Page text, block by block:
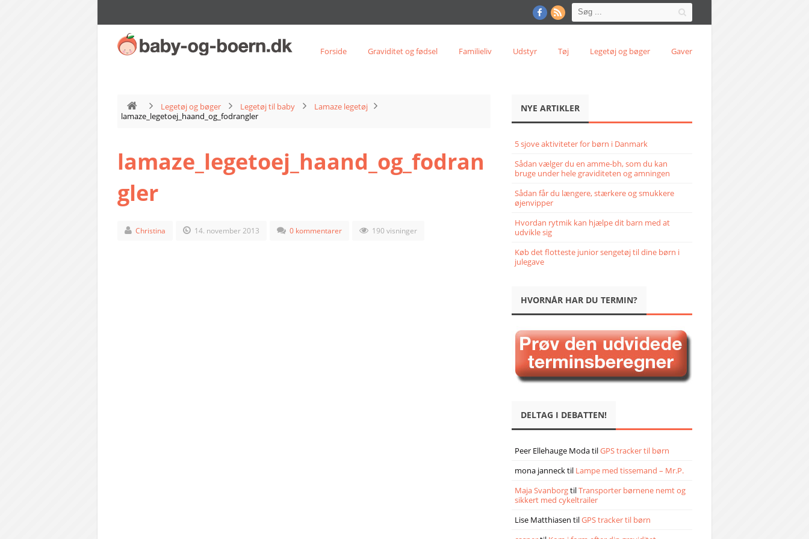
Forside Graviditet og fødsel Familieliv Udstyr Tøj Legetøj og bøger Gaver
Legetøj og bøger Legetøj til baby
Lamaze legetøj
lamaze_legetoej_haand_og_fodrangler
lamaze_legetoej_haand_og_fodran
gler
Christina 14. november 2013 0 kommentarer 190 visninger
NYE ARTIKLER
5 sjove aktiviteter for børn i Danmark
Sådan vælger du en amme-bh, som du kan
bruge under hele graviditeten og amningen
Sådan får du længere, stærkere og smukkere
øjenvipper
Hvordan rytmik kan hjælpe dit barn med at
udvikle sig
Køb det flotteste junior sengetøj til dine børn i
julegave
HVORNÅR HAR DU TERMIN?
DELTAG I DEBATTEN!
Peer Ellehauge ModatilGPS tracker til børn
mona jannecktil Lampe med tissemand – Mr.P.
Maja SvanborgtilTransporter børnene nemt og
sikkert med cykeltrailer
Lise Matthiasen tilGPS tracker til børn